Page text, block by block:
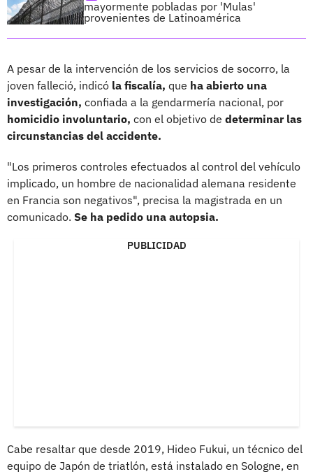
mayormente pobladas por 'Mulas'
provenientes de Latinoamérica
A pesar de la intervención de los servicios de socorro, la
joven falleció, indicó la fiscalía, que ha abierto una
investigación, confiada a la gendarmería nacional, por
homicidio involuntario, con el objetivo de determinar las
circunstancias del accidente.
"Los primeros controles efectuados al control del vehículo
implicado, un hombre de nacionalidad alemana residente
en Francia son negativos", precisa la magistrada en un
comunicado. Se ha pedido una autopsia.
PUBLICIDAD
Cabe resaltar que desde 2019, Hideo Fukui, un técnico del
equipo de Japón de triatlón, está instalado en Sologne, en